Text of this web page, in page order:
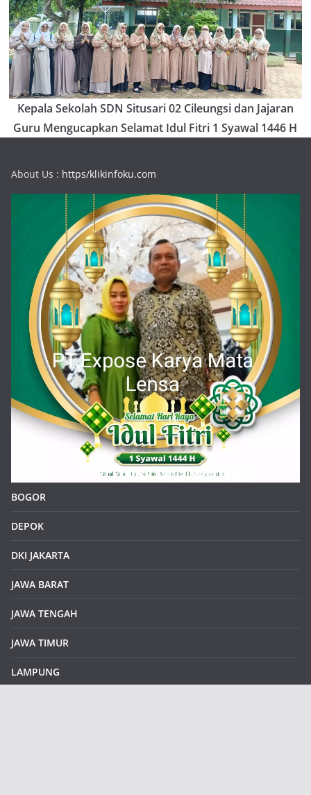
Kepala Sekolah SDN Situsari 02 Cileungsi dan Jajaran
Guru Mengucapkan Selamat Idul Fitri 1 Syawal 1446 H
About Us : https/klikinfoku.com
BOGOR
DEPOK
DKI JAKARTA
JAWA BARAT
JAWA TENGAH
JAWA TIMUR
LAMPUNG